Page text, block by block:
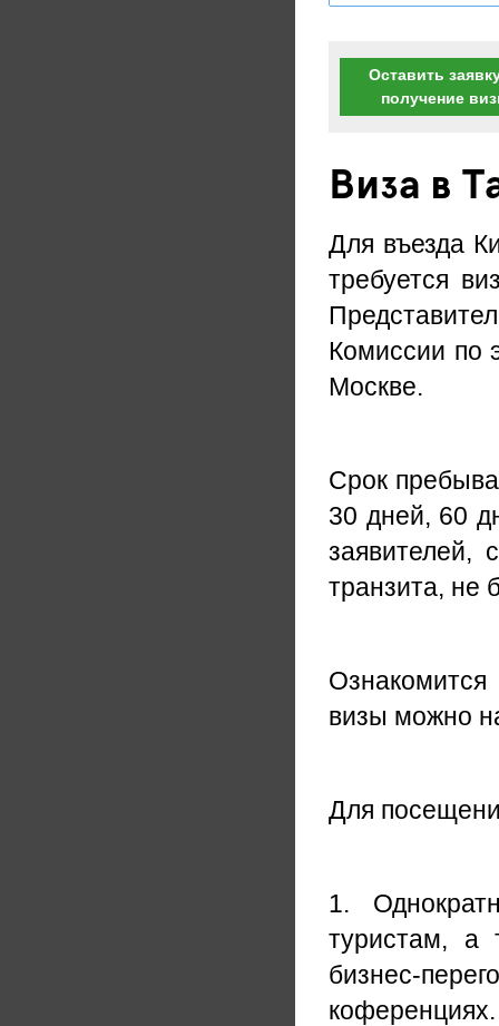
Оставить
получение
Виза в
Для въезда
требуется
Комиссии по
Москве.
Срок
30 дней, 60
заявителей,
транзита, не
визы можно
Для
1.
туристам, а
бизнес-
коференциях.